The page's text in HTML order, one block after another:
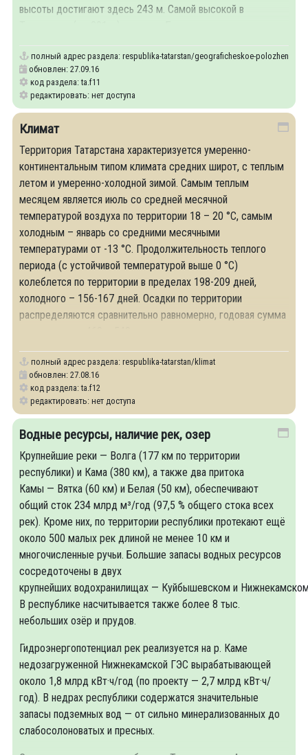
высоты достигают здесь 243 м. Самой высокой в
полный адрес раздела: respublika-tatarstan/geograficheskoe-polozhenie
обновлен: 27.09.16
код раздела: ta.f11
редактировать: нет доступа
Климат
Территория Татарстана характеризуется умеренно-
континентальным типом климата средних широт, с теплым
летом и умеренно-холодной зимой. Самым теплым
месяцем является июль со средней месячной
температурой воздуха по территории 18 – 20 °С, самым
холодным – январь со средними месячными
температурами от -13 °С. Продолжительность теплого
периода (с устойчивой температурой выше 0 °С)
колеблется по территории в пределах 198-209 дней,
холодного – 156-167 дней. Осадки по территории
распределяются сравнительно равномерно, годовая сумма
полный адрес раздела: respublika-tatarstan/klimat
обновлен: 27.08.16
код раздела: ta.f12
редактировать: нет доступа
Водные ресурсы, наличие рек, озер
Крупнейшие реки — Волга (177 км по территории
республики) и Кама (380 км), а также два притока
Камы — Вятка (60 км) и Белая (50 км), обеспечивают
общий сток 234 млрд м³/год (97,5 % общего стока всех
рек). Кроме них, по территории республики протекают ещё
около 500 малых рек длиной не менее 10 км и
многочисленные ручьи. Большие запасы водных ресурсов
сосредоточены в двух
крупнейших водохранилищах — Куйбышевском и
В республике насчитывается также более 8 тыс.
небольших озёр и прудов.
Гидроэнергопотенциал рек реализуется на р. Каме
недозагруженной Нижнекамской ГЭС вырабатывающей
около 1,8 млрд кВт·ч/год (по проекту — 2,7 млрд кВт·ч/
год). В недрах республики содержатся значительные
запасы подземных вод — от сильно минерализованных до
слабосолоноватых и пресных.